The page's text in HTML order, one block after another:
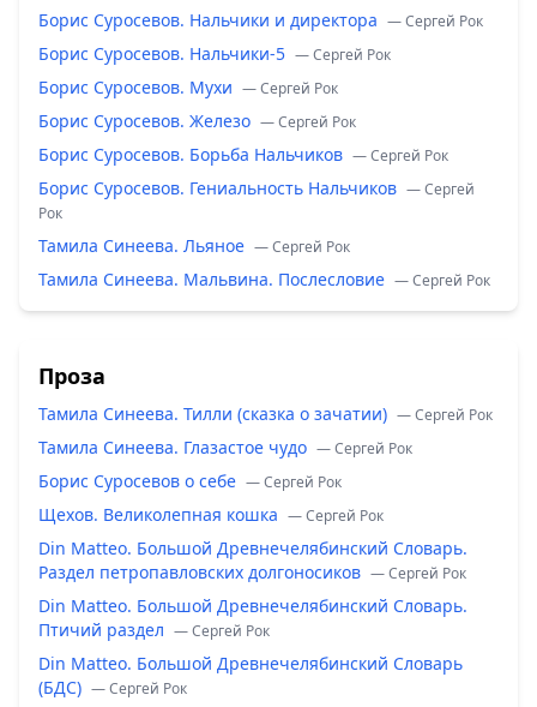
Борис Суросевов. Нальчики и директора — Сергей Рок
Борис Суросевов. Нальчики-5 — Сергей Рок
Борис Суросевов. Мухи — Сергей Рок
Борис Суросевов. Железо — Сергей Рок
Борис Суросевов. Борьба Нальчиков — Сергей Рок
Борис Суросевов. Гениальность Нальчиков — Сергей
Рок
Тамила Синеева. Льяное — Сергей Рок
Тамила Синеева. Мальвина. Послесловие — Сергей Рок
Проза
Тамила Синеева. Тилли (сказка о зачатии) — Сергей Рок
Тамила Синеева. Глазастое чудо — Сергей Рок
Борис Суросевов о себе — Сергей Рок
Щехов. Великолепная кошка — Сергей Рок
Din Matteo. Большой Древнечелябинский Словарь.
Раздел петропавловских долгоносиков — Сергей Рок
Din Matteo. Большой Древнечелябинский Словарь.
Птичий раздел — Сергей Рок
Din Matteo. Большой Древнечелябинский Словарь
(БДС) — Сергей Рок